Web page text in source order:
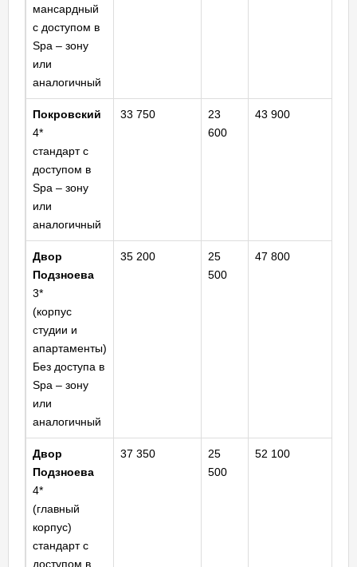
мансардный
с доступом в
Spa – зону
или
аналогичный
Покровский
4*
стандарт с
доступом в
Spa – зону
или
аналогичный
33 750
23
600
43 900
Двор
Подзноева
3*
(корпус
студии и
апартаменты)
Без доступа в
Spa – зону
или
аналогичный
35 200
25
500
47 800
Двор
Подзноева
4*
(главный
корпус)
стандарт с
доступом в
37 350
25
500
52 100